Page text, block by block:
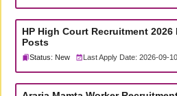
HP High Court Recruitment
Posts
Status: New Last Apply Date: 2026-09-10